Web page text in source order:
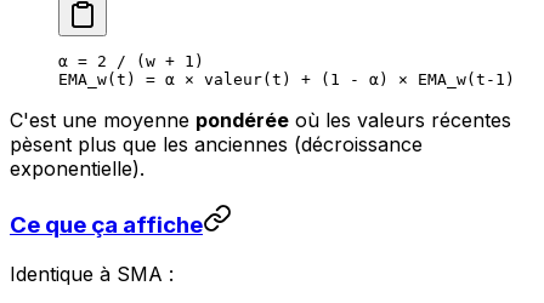
α = 2 / (w + 1)
EMA_w(t) = α × valeur(t) + (1 - α) × EMA_w(t-1)
C'est une moyenne pondérée où les valeurs récentes
pèsent plus que les anciennes (décroissance
exponentielle).
Ce que ça affiche
Identique à SMA :